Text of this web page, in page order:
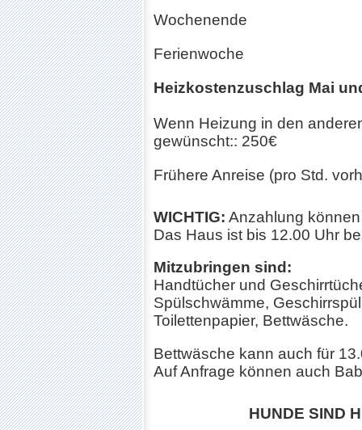
Wochenende
Ferienwoche
Heizkostenzuschlag Mai
Wenn Heizung in den
gewünscht:: 250€
Frühere Anreise (pro Std.
WICHTIG: Anzahlung
Das Haus ist bis 12.00 Uhr
Mitzubringen sind:
Handtücher und
Spülschwämme,
Toilettenpapier, Bettwäsche.
Bettwäsche kann auch für
Auf Anfrage können auch
HUNDE SIND